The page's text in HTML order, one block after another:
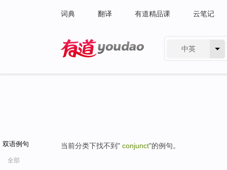
词典 翻译 有道精品课 云笔记
中英
双语例句
全部
当前分类下找不到" conjunct"的例句。